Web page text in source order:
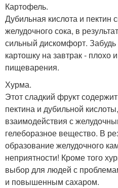
Картофель.
Дубильная кислота и пектин
желудочного сока, в
сильный дискомфорт.
картошку на завтрак - плохо
пищеварения.
Хурма.
Этот сладкий фрукт
пектина и дубильной
взаимодействия с
гелеборазное вещество. В
образование желудочного
неприятности! Кроме того
выбор для людей с
и повышенным сахаром.